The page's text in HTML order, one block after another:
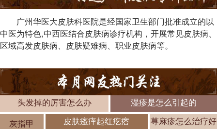
广州华医大皮肤科医院是经国家卫生部门批准成立的以
中医为特色,中西医结合皮肤病诊疗机构，开展常见皮肤病、
区域高发皮肤病、皮肤疑难病、职业皮肤病等。
头发掉的厉害怎么办 湿疹是怎么引起的
灰指甲
皮肤瘙痒起红疙瘩 荨麻疹怎么治疗好